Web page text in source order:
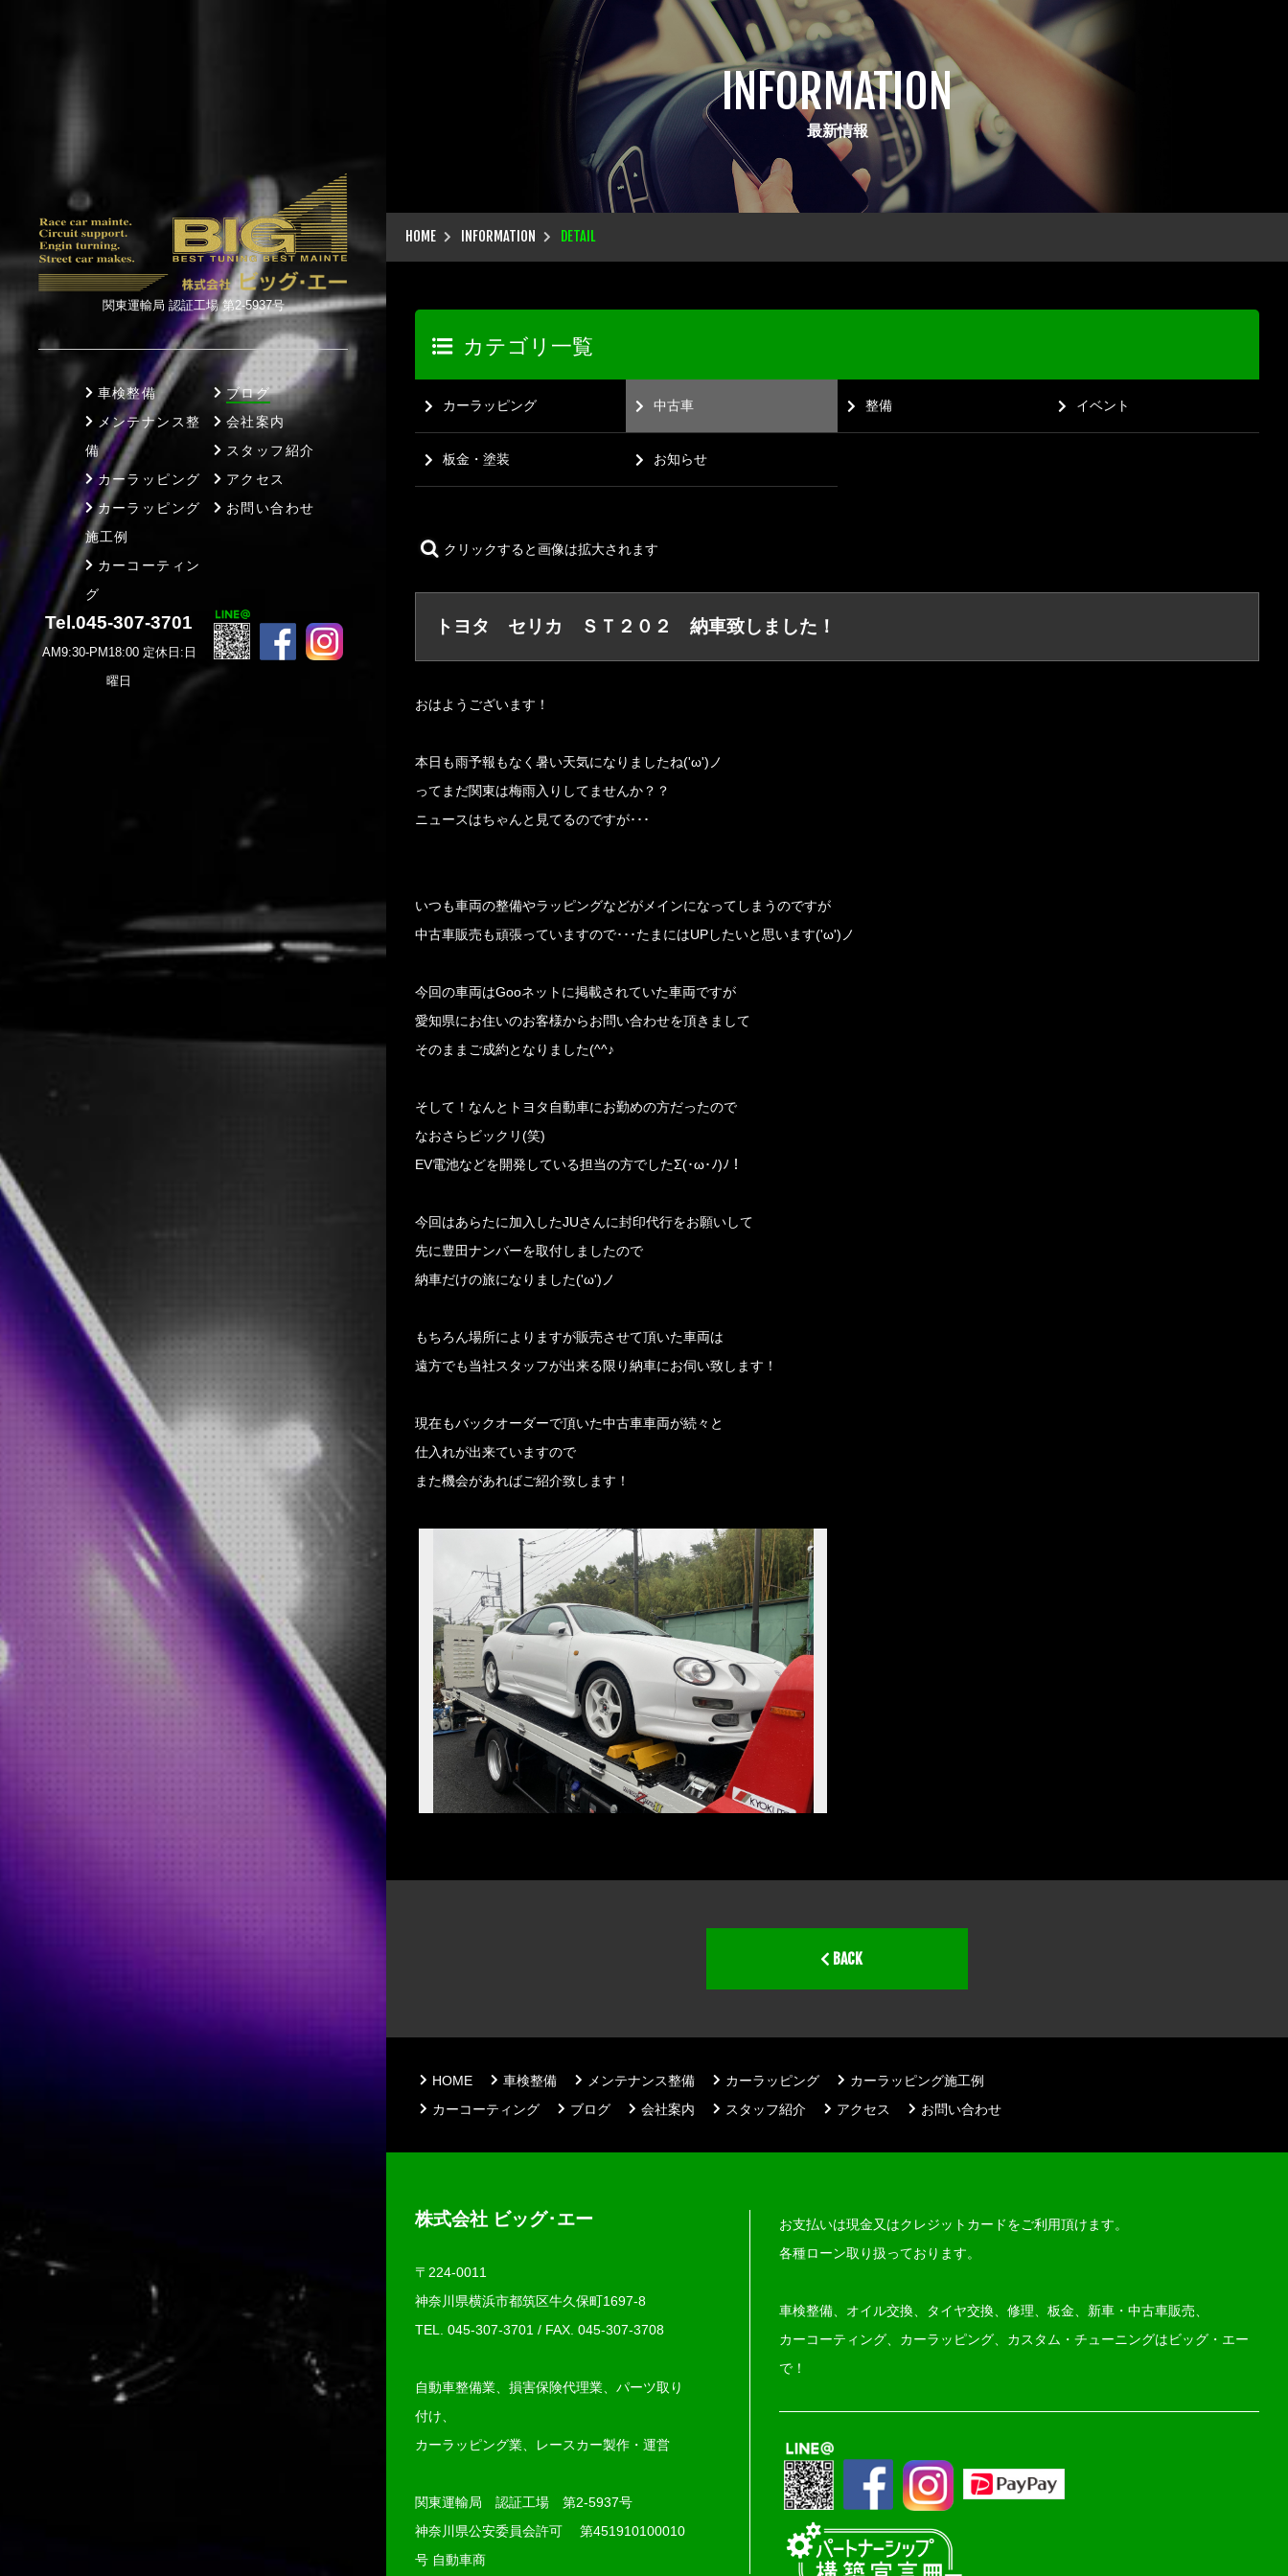
関東運輸局 認証工場 第2-5937号
車検整備
メンテナンス整
備
カーラッピング
カーラッピング
施工例
カーコーティン
グ
ブログ
会社案内
スタッフ紹介
アクセス
お問い合わせ
Tel.045-307-3701
AM9:30-PM18:00 定休日:日
曜日
INFORMATION
最新情報
HOME INFORMATION DETAIL
カテゴリ一覧
カーラッピング 中古車 整備 イベント
板金・塗装 お知らせ
クリックすると画像は拡大されます
トヨタ セリカ ＳＴ２０２ 納車致しました！
おはようございます！
本日も雨予報もなく暑い天気になりましたね('ω')ノ
ってまだ関東は梅雨入りしてませんか？？
ニュースはちゃんと見てるのですが･･･
いつも車両の整備やラッピングなどがメインになってしまうのですが
中古車販売も頑張っていますので･･･たまにはUPしたいと思います('ω')ノ
今回の車両はGooネットに掲載されていた車両ですが
愛知県にお住いのお客様からお問い合わせを頂きまして
そのままご成約となりました(^^♪
そして！なんとトヨタ自動車にお勤めの方だったので
なおさらビックリ(笑)
EV電池などを開発している担当の方でしたΣ(･ω･ﾉ)ﾉ！
今回はあらたに加入したJUさんに封印代行をお願いして
先に豊田ナンバーを取付しましたので
納車だけの旅になりました('ω')ノ
もちろん場所によりますが販売させて頂いた車両は
遠方でも当社スタッフが出来る限り納車にお伺い致します！
現在もバックオーダーで頂いた中古車車両が続々と
仕入れが出来ていますので
また機会があればご紹介致します！
BACK
HOME 車検整備 メンテナンス整備 カーラッピング
カーラッピング施工例
カーコーティング
ブログ 会社案内 スタッフ紹介 アクセス お問い合わせ
株式会社 ビッグ･エー
〒224-0011
神奈川県横浜市都筑区牛久保町1697-8
TEL. 045-307-3701 / FAX. 045‐307‐3708
自動車整備業、損害保険代理業、パーツ取り
付け、
カーラッピング業、レースカー製作・運営
関東運輸局 認証工場 第2-5937号
神奈川県公安委員会許可
第451910100010
号 自動車商
お支払いは現金又はクレジットカードをご利用頂けます。
各種ローン取り扱っております。
車検整備、オイル交換、タイヤ交換、修理、板金、新車・中古車販売、
カーコーティング、カーラッピング、カスタム・チューニングはビッグ・エー
で！